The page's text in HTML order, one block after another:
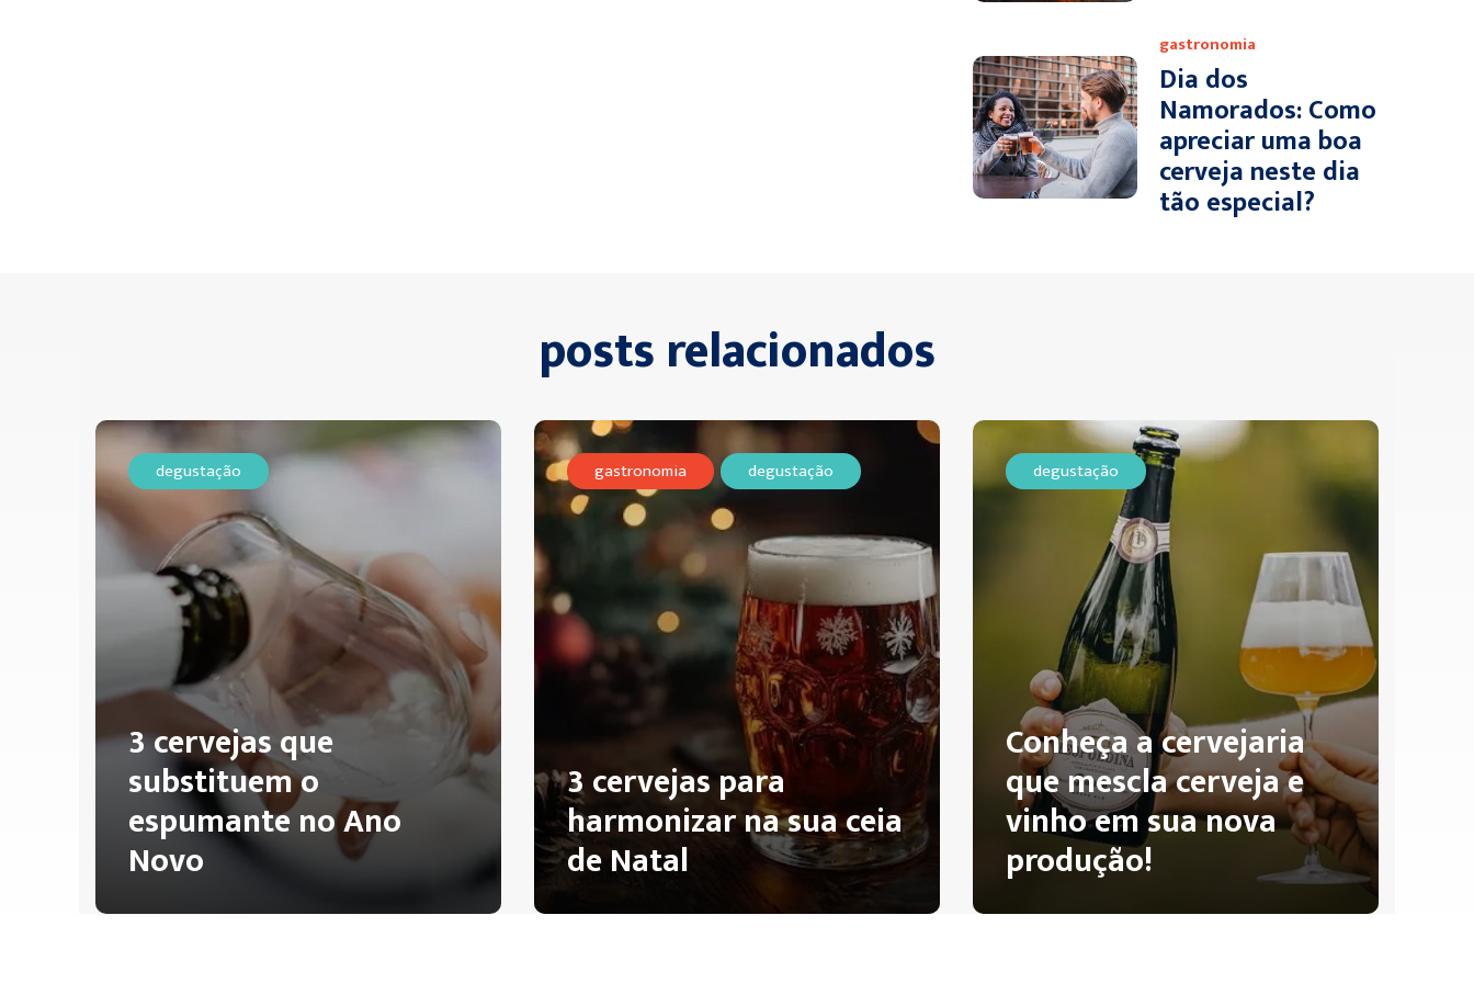
gastronomia
Dia dos
Namorados: Como
apreciar uma boa
cerveja neste dia
tão especial?
posts relacionados
degustação
3 cervejas que
substituem o
espumante no Ano
Novo
gastronomia degustação
3 cervejas para
harmonizar na sua ceia
de Natal
degustação
Conheça a cervejaria
que mescla cerveja e
vinho em sua nova
produção!